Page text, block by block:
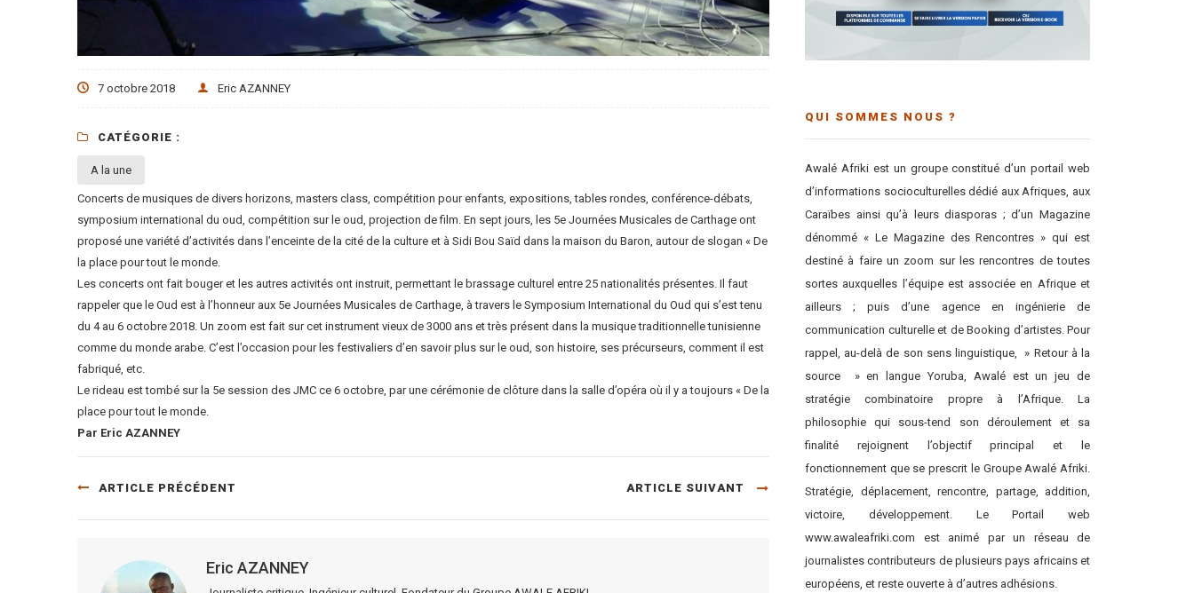
7 octobre 2018 Eric AZANNEY
CATÉGORIE :
A la une
Concerts de musiques de divers horizons, masters class, compétition pour enfants, expositions, tables rondes, conférence-débats,
symposium international du oud, compétition sur le oud, projection de film. En sept jours, les 5e Journées Musicales de Carthage ont
proposé une variété d’activités dans l’enceinte de la cité de la culture et à Sidi Bou Saïd dans la maison du Baron, autour de slogan « De
la place pour tout le monde.
Les concerts ont fait bouger et les autres activités ont instruit, permettant le brassage culturel entre 25 nationalités présentes. Il faut
rappeler que le Oud est à l’honneur aux 5e Journées Musicales de Carthage, à travers le Symposium International du Oud qui s’est tenu
du 4 au 6 octobre 2018. Un zoom est fait sur cet instrument vieux de 3000 ans et très présent dans la musique traditionnelle tunisienne
comme du monde arabe. C’est l’occasion pour les festivaliers d’en savoir plus sur le oud, son histoire, ses précurseurs, comment il est
fabriqué, etc.
Le rideau est tombé sur la 5e session des JMC ce 6 octobre, par une cérémonie de clôture dans la salle d’opéra où il y a toujours « De la
place pour tout le monde.
Par Eric AZANNEY
ARTICLE PRÉCÉDENT ARTICLE SUIVANT
Eric AZANNEY
QUI SOMMES NOUS ?
Awalé Afriki est un groupe constitué d’un portail web
d’informations socioculturelles dédié aux Afriques, aux
Caraïbes ainsi qu’à leurs diasporas ; d’un Magazine
dénommé « Le Magazine des Rencontres » qui est
destiné à faire un zoom sur les rencontres de toutes
sortes auxquelles l’équipe est associée en Afrique et
ailleurs ; puis d’une agence en ingénierie de
communication culturelle et de Booking d’artistes. Pour
rappel, au-delà de son sens linguistique, » Retour à la
source » en langue Yoruba, Awalé est un jeu de
stratégie combinatoire propre à l’Afrique. La
philosophie qui sous-tend son déroulement et sa
finalité rejoignent l’objectif principal et le
fonctionnement que se prescrit le Groupe Awalé Afriki.
Stratégie, déplacement, rencontre, partage, addition,
victoire, développement. Le Portail web
www.awaleafriki.com est animé par un réseau de
journalistes contributeurs de plusieurs pays africains et
européens, et reste ouverte à d’autres adhésions.